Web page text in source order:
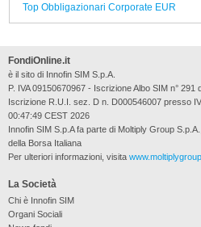
Top Obbligazionari Corporate EUR
La Società
Chi è Innofin SIM
Organi Sociali
FondiOnline.it
è il sito di Innofin SIM S.p.A.
P. IVA 09150670967 - Iscrizione Albo SIM n°
Iscrizione R.U.I. sez. D n. D000546007 presso
00:47:49 CEST 2026
Innofin SIM S.p.A fa parte di Moltiply Group
della Borsa Italiana
Per ulteriori informazioni, visita